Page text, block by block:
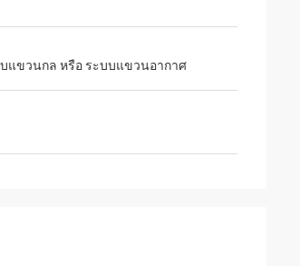
แขวนกล หรือ ระบบแขวนอากาศ